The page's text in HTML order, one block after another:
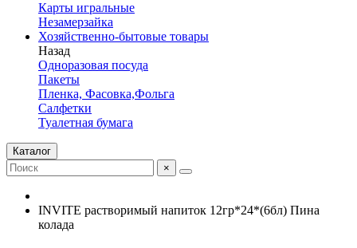
Карты игральные
Незамерзайка
Хозяйственно-бытовые товары
Назад
Одноразовая посуда
Пакеты
Пленка, Фасовка,Фольга
Салфетки
Туалетная бумага
Каталог
×
INVITE растворимый напиток 12гр*24*(6бл) Пина
колада